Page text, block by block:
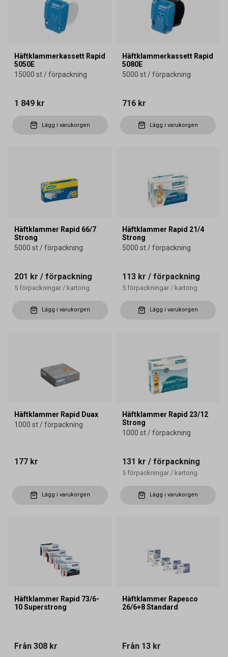
Häftklammerkassett Rapid
5050E
15000 st / förpackning
1 849 kr
Lägg i varukorgen
Häftklammerkassett Rapid
5080E
5000 st / förpackning
716 kr
Lägg i varukorgen
Häftklammer Rapid 66/7
Strong
5000 st / förpackning
201 kr / förpackning
5 förpackningar / kartong
Lägg i varukorgen
Häftklammer Rapid 21/4
Strong
5000 st / förpackning
113 kr / förpackning
5 förpackningar / kartong
Lägg i varukorgen
Häftklammer Rapid Duax
1000 st / förpackning
177 kr
Lägg i varukorgen
Häftklammer Rapid 23/12
Strong
1000 st / förpackning
131 kr / förpackning
5 förpackningar / kartong
Lägg i varukorgen
Häftklammer Rapid 73/6-
10 Superstrong
Från 308 kr
Häftklammer Rapesco
26/6+8 Standard
Från 13 kr